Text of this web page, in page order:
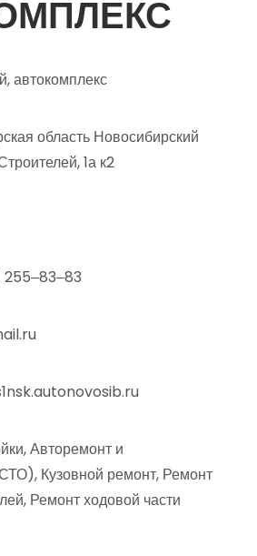
автокомплекс
область Новосибирский
1а к2
Авторемонт и
Кузовной ремонт, Ремонт
Ремонт ходовой части